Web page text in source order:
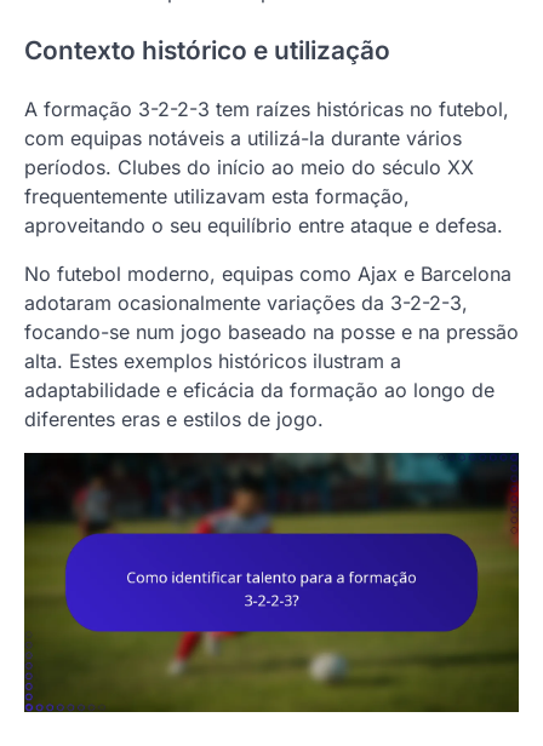
Contexto histórico e utilização
A formação 3-2-2-3 tem raízes históricas no futebol,
com equipas notáveis a utilizá-la durante vários
períodos. Clubes do início ao meio do século XX
frequentemente utilizavam esta formação,
aproveitando o seu equilíbrio entre ataque e defesa.
No futebol moderno, equipas como Ajax e Barcelona
adotaram ocasionalmente variações da 3-2-2-3,
focando-se num jogo baseado na posse e na pressão
alta. Estes exemplos históricos ilustram a
adaptabilidade e eficácia da formação ao longo de
diferentes eras e estilos de jogo.